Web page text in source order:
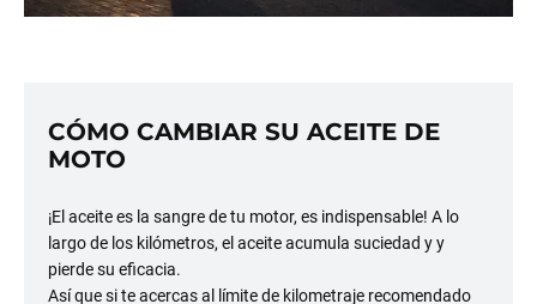
CÓMO CAMBIAR SU ACEITE DE
MOTO
¡El aceite es la sangre de tu motor, es indispensable! A lo
largo de los kilómetros, el aceite acumula suciedad y y
pierde su eficacia.
Así que si te acercas al límite de kilometraje recomendado